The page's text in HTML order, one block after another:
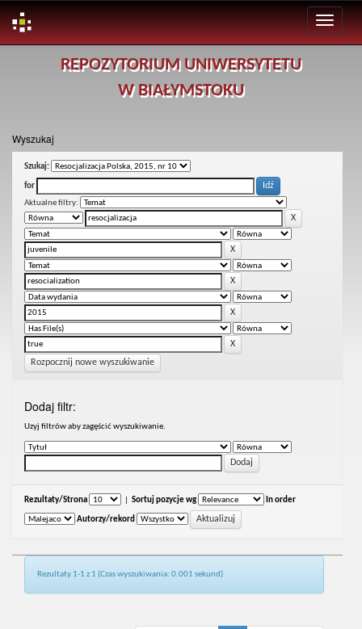
REPOZYTORIUM UNIWERSYTETU
W BIAŁYMSTOKU
Wyszukaj
Szukaj:
for
Aktualne filtry:
Rozpocznij nowe wyszukiwanie
Dodaj filtr:
Uzyj filtrów aby zagęścić wyszukiwanie.
Rezultaty/Strona Sortuj pozycje wg In order
Autorzy/rekord
Rezultaty 1-1 z 1 (Czas wyszukiwania: 0.001 sekund).